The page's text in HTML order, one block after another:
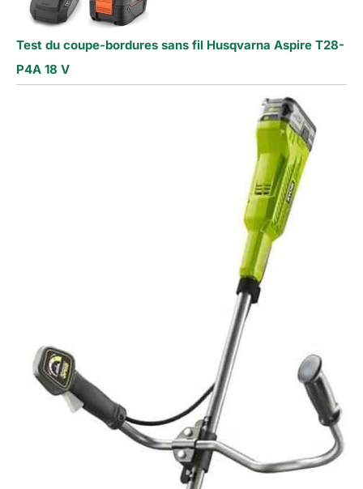
Test du coupe-bordures sans fil Husqvarna Aspire T28-
P4A 18 V